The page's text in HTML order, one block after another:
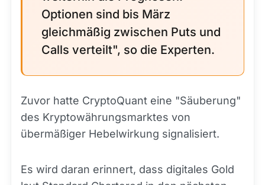
Optionen sind bis März
gleichmäßig zwischen Puts und
Calls verteilt", so die Experten.
Zuvor hatte CryptoQuant eine "Säuberung"
des Kryptowährungsmarktes von
übermäßiger Hebelwirkung signalisiert.
Es wird daran erinnert, dass digitales Gold